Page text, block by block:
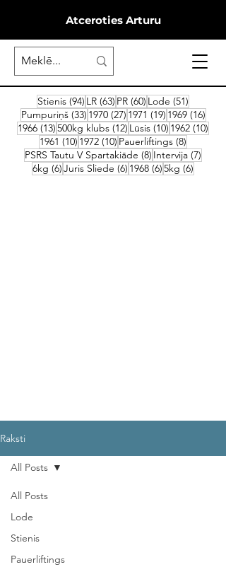
Atceroties Arturu
Stienis (94) 94 ieraksti
LR (63) 63 ieraksti
PR (60) 60 ieraksti
Lode (51)
Pumpuriņš (33)33 ieraksti
1970 (27)27 ieraksti
1971 (19)19 ieraksti
1969 (16)16
1966 (13)13 ieraksti
500kg klubs (12) 12 ieraksti
Lūsis (10) 10 ieraksti
1962 (10)
1961 (10) 10 ieraksti
1972 (10) 10 ieraksti
Pauerliftings (8)
PSRS Tautu V Spartakiāde (8) 8 ieraksti
Intervija (7)
6kg (6)6 ieraksti
Juris Sliede (6) 6 ieraksti
1968 (6)6 ieraksti
5kg (6)
Raksti
All Posts
Lode
Stienis
Pauerliftings
All Posts